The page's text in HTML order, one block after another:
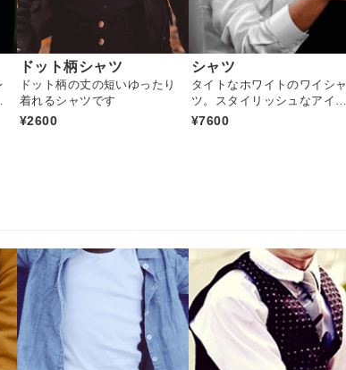
ドット柄シャツ
ドット柄の丈の短いゆったり
着れるシャツです
¥2600
シャツ
タイトなホワイトのワイシャ
ツ。スタイリッシュなアイテ
ムです
¥7600